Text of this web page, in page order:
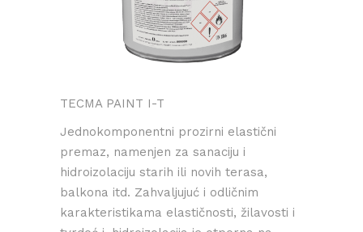
TECMA PAINT I-T
Jednokomponentni prozirni elastični
premaz, namenjen za sanaciju i
hidroizolaciju starih ili novih terasa,
balkona itd. Zahvaljujuć i odličnim
karakteristikama elastičnosti, žilavosti i